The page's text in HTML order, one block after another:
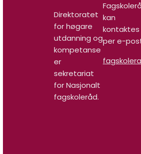
Direktoratet
for høgare
utdanning og
kompetanse
er
sekretariat
for Nasjonalt
fagskoleråd.
kan
kontaktes
per e-